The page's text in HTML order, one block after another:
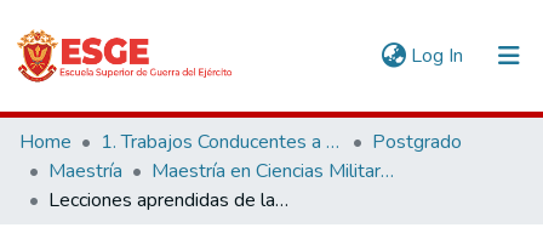
Log In (current)
Communities & Collections
All of DSpace
Home 1. Trabajos Conducentes a Grados y Títulos
Postgrado
Maestría
Maestría en Ciencias Militares
Lecciones aprendidas de la capacidad de respuesta del batallón de ingeniería de construcción N°1 durante los incendios forestales en el ASN-H, Amazonas 2022